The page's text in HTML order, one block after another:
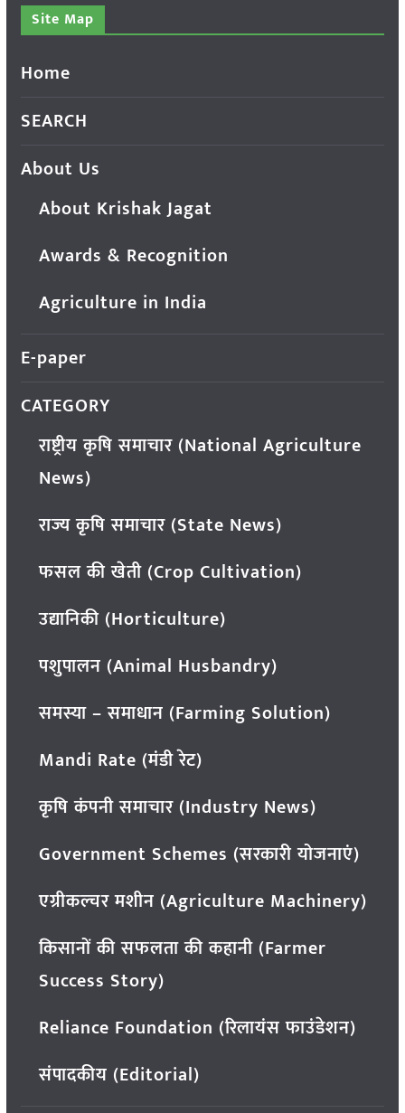
Site Map
Home
SEARCH
About Us
About Krishak Jagat
Awards & Recognition
Agriculture in India
E-paper
CATEGORY
राष्ट्रीय कृषि समाचार (National Agriculture
News)
राज्य कृषि समाचार (State News)
फसल की खेती (Crop Cultivation)
उद्यानिकी (Horticulture)
पशुपालन (Animal Husbandry)
समस्या – समाधान (Farming Solution)
Mandi Rate (मंडी रेट)
कृषि कंपनी समाचार (Industry News)
Government Schemes (सरकारी योजनाएं)
एग्रीकल्चर मशीन (Agriculture Machinery)
किसानों की सफलता की कहानी (Farmer
Success Story)
Reliance Foundation (रिलायंस फाउंडेशन)
संपादकीय (Editorial)